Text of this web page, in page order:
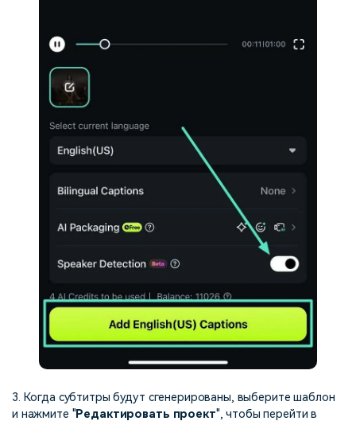
3. Когда субтитры будут сгенерированы, выберите шаблон
и нажмите "Редактировать проект", чтобы перейти в